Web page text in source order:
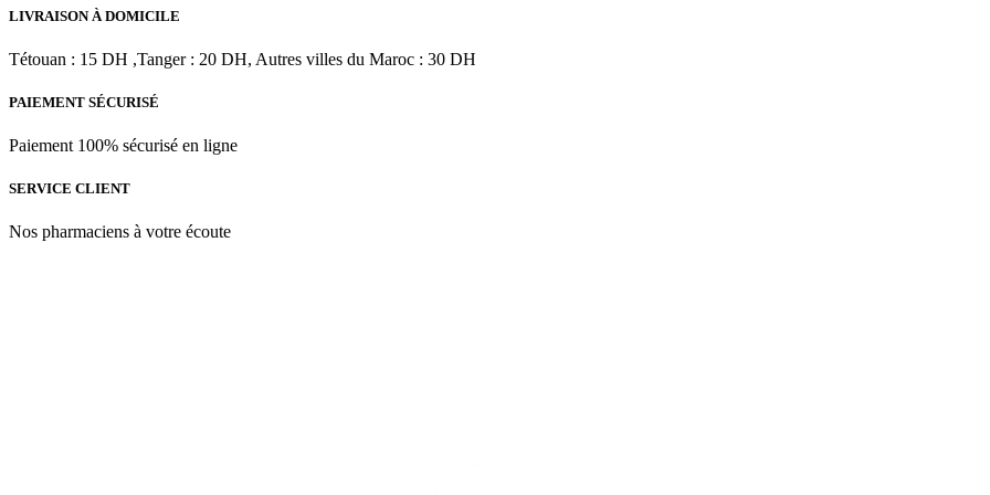
ML
initial
actuel
د.م.186.00.
LIVRAISON À DOMICILE
Tétouan : 15 DH ,Tanger : 20 DH, Autres villes du Maroc : 30 DH
PAIEMENT SÉCURISÉ
Paiement 100% sécurisé en ligne
SERVICE CLIENT
Nos pharmaciens à votre écoute